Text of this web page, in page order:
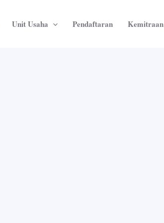
Unit Usaha Pendaftaran Kemitraan